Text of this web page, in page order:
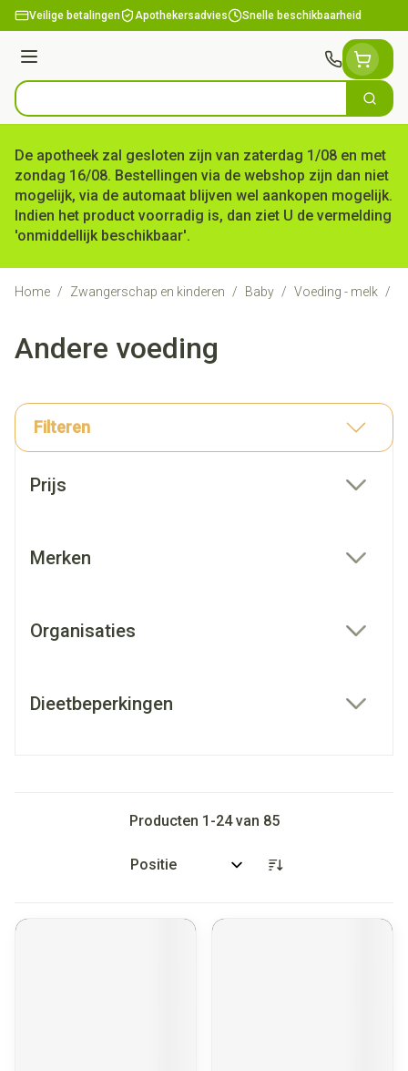
Ga naar de inhoud
Veilige betalingen Apothekersadvies Snelle beschikbaarheid
Menu
Product, merk, categorie... Zoek
De apotheek zal gesloten zijn van zaterdag 1/08 en met
zondag 16/08. Bestellingen via de webshop zijn dan niet
mogelijk, via de automaat blijven wel aankopen mogelijk.
Indien het product voorradig is, dan ziet U de vermelding
'onmiddellijk beschikbaar'.
Home / Zwangerschap en kinderen / Baby / Voeding - melk /
Andere voeding
Filteren
Prijs
Merken
Organisaties
Dieetbeperkingen
Producten 1 -24van 85
Sorteer op: